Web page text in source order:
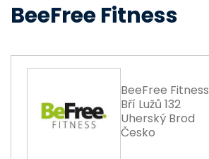
BeeFree Fitness
BeeFree Fitness
Bří Lužů 132
Uherský Brod
Česko